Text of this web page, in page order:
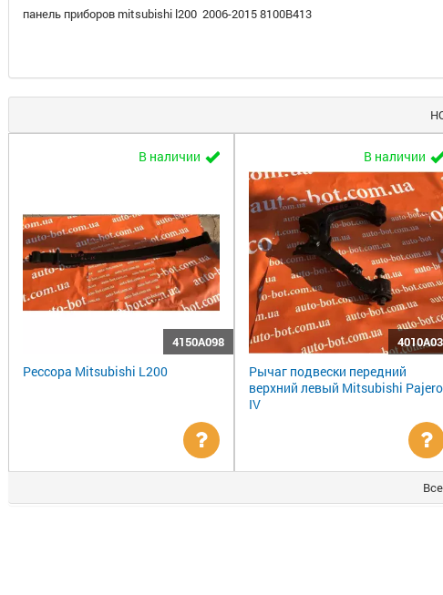
панель приборов mitsubishi l200 2006-2015 8100B413
В наличии
4150A098
Рессора Mitsubishi L200
Уточнить
цену
В наличии
Рычаг подвески передний
верхний левый Mitsubishi Pajero
IV